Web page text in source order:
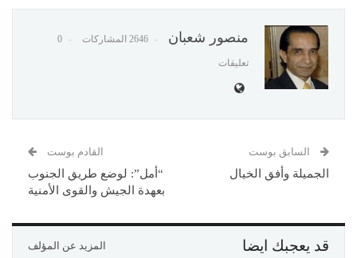
منصور شعبان 2646 المشاركات 0
تعليقات
السابق بوست
الجميلة وأفق الخيال
القادم بوست
“أمل”: لوضع طريق الجنوب
بعهدة الجيش والقوى الأمنية
قد يعجبك ايضا المزيد عن المؤلف